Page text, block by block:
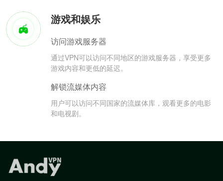
游戏和娱乐
访问游戏服务器
通过VPN可以访问不同地区的游戏服务器，享受更多
游戏内容和更低的延迟。
解锁流媒体内容
用户可以访问不同国家的流媒体库，观看更多的电影
和电视剧。